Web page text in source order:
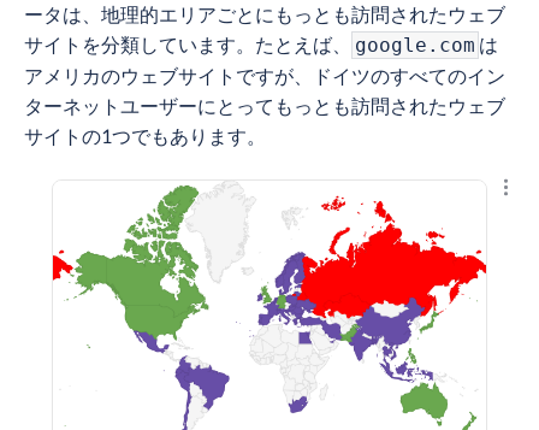
ータは、地理的エリアごとにもっとも訪問されたウェブ
サイトを分類しています。たとえば、
google.com は
アメリカのウェブサイトですが、ドイツのすべてのイン
ターネットユーザーにとってもっとも訪問されたウェブ
サイトの1つでもあります。
結